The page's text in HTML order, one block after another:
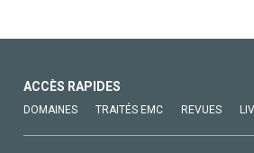
ACCÈS RAPIDES
DOMAINES TRAITÉS EMC REVUES